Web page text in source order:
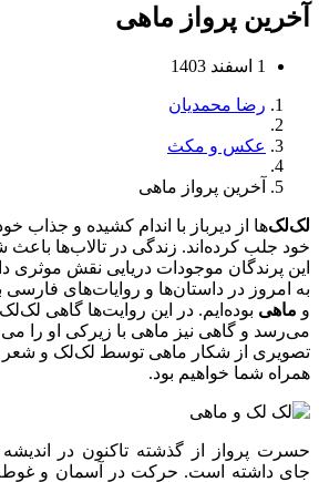
آخرین پرواز ماهی
1 اسفند 1403
رضا محمدیان
عکس و مکث
آخرین پرواز ماهی
لک‌لک‌ها از دیرباز با اندام کشیده و جذاب
خود جلب کرده‌اند. زندگی در تالاب‌ها باعث
این پرندگان موجودات دریایی نقش موثری
به امروز در داستان‌ها و روایات‌های فارسی
و ماهی بوده‌ایم. در این روایت‌ها گاهی
می‌رسد و گاهی نیز ماهی با زیرکی او را
تصویری از شکار ماهی توسط لک‌لک و شعر
همراه شما خواهیم بود.
حسرت پرواز از گذشته تاکنون در
جای داشته است. حرکت در آسمان و